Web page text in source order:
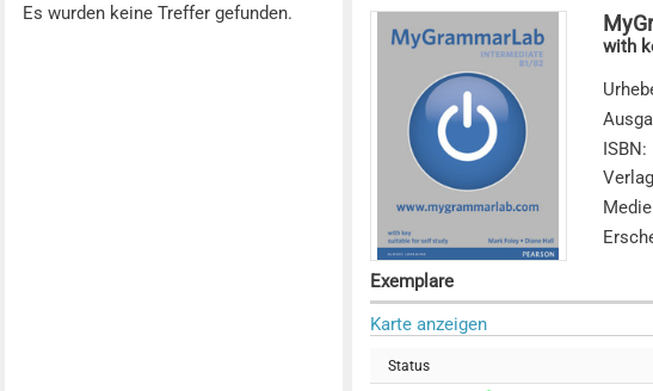
Es wurden keine Treffer gefunden.
with
ISBN:
Verlag
Exemplare
Karte anzeigen
Status